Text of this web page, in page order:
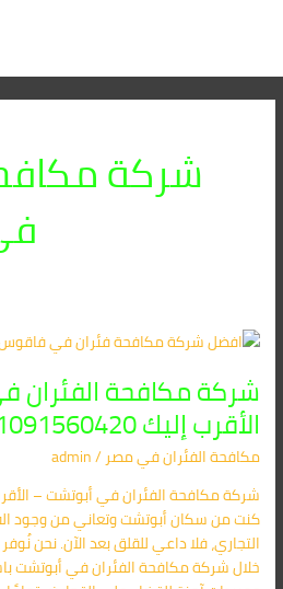
شركة
شركة مكافحة الفئران
الأقرب إليك 01091560420
مكافحة الفئران​ في مصر/
admin
كنت من سكان أبوتشت وتعاني من وجود
التجاري، فلا داعي للقلق بعد الآن. نحن
خلال شركة مكافحة الفئران في أبوتشت
شركة
الفئران
في
أبوتشت
–
الأقرب
إليك
01091560420